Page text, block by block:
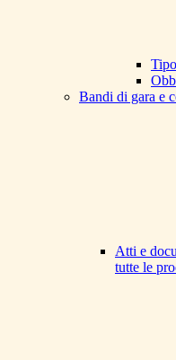
Bandi di gara e
Atti e
tutte le